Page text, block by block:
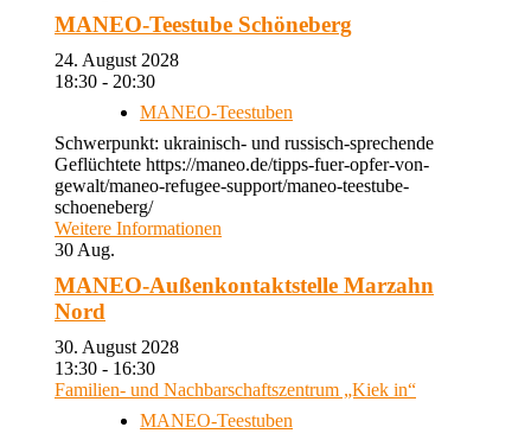
MANEO-Teestube Schöneberg
24. August 2028
18:30 - 20:30
MANEO-Teestuben
Schwerpunkt: ukrainisch- und russisch-sprechende
Geflüchtete https://maneo.de/tipps-fuer-opfer-von-
gewalt/maneo-refugee-support/maneo-teestube-
schoeneberg/
Weitere Informationen
30 Aug.
MANEO-Außenkontaktstelle Marzahn
Nord
30. August 2028
13:30 - 16:30
Familien- und Nachbarschaftszentrum „Kiek in“
MANEO-Teestuben